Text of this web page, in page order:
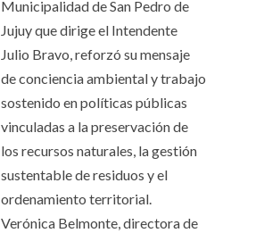
Municipalidad de San Pedro de
Jujuy que dirige el Intendente
Julio Bravo, reforzó su mensaje
de conciencia ambiental y trabajo
sostenido en políticas públicas
vinculadas a la preservación de
los recursos naturales, la gestión
sustentable de residuos y el
ordenamiento territorial.
Verónica Belmonte, directora de